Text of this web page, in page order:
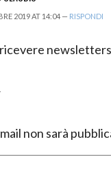
2019 AT 14:04 — RISPONDI
newsletters
non sarà